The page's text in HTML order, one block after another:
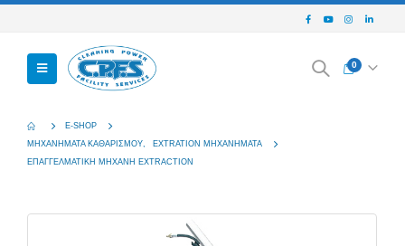
0
E-SHOP
ΜΗΧΑΝΉΜΑΤΑ ΚΑΘΑΡΙΣΜΟΎ
EXTRATION ΜΗΧΑΝΉΜΑΤΑ
EΠΑΓΓΕΛΜΑΤΙΚΉ ΜΗΧΑΝΉ EXTRACTION